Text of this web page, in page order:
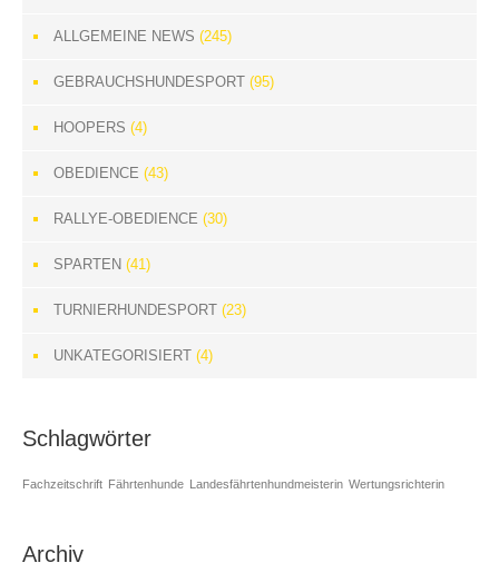
ALLGEMEINE NEWS (245)
GEBRAUCHSHUNDESPORT (95)
HOOPERS (4)
OBEDIENCE (43)
RALLYE-OBEDIENCE (30)
SPARTEN (41)
TURNIERHUNDESPORT (23)
UNKATEGORISIERT (4)
Schlagwörter
Fachzeitschrift Fährtenhunde Landesfährtenhundmeisterin Wertungsrichterin
Archiv